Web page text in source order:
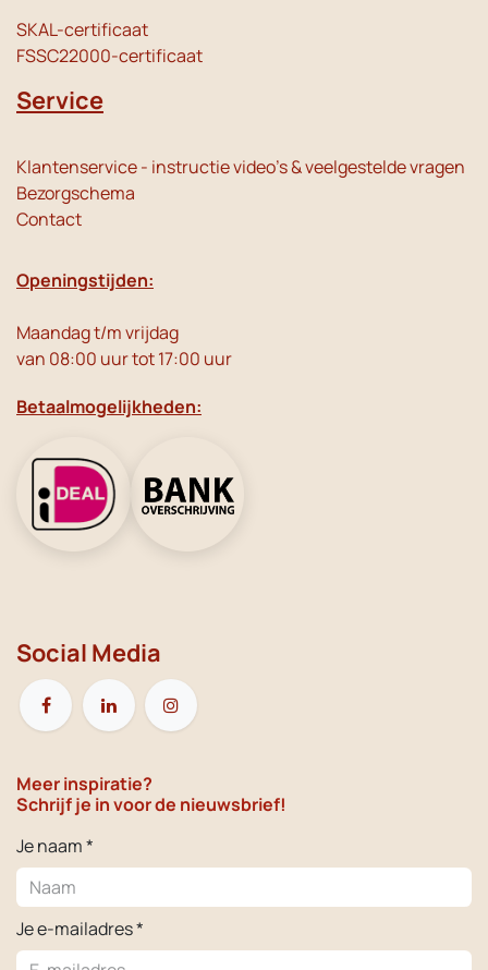
SKAL-certificaat
FSSC22000-certificaat
Service
Klantenservice - instructie video's & veelgestelde vragen
Bezorgschema
Contact
Openingstijden:
Maandag t/m vrijdag
van 08:00 uur tot 17:00 uur
Betaalmogelijkheden:
Social Media
Meer inspiratie?
Schrijf je in voor de nieuwsbrief!
Je naam *
Je e-mailadres *